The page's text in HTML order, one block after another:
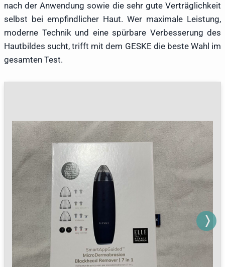
nach der Anwendung sowie die sehr gute Verträglichkeit
selbst bei empfindlicher Haut. Wer maximale Leistung,
moderne Technik und eine spürbare Verbesserung des
Hautbildes sucht, trifft mit dem GESKE die beste Wahl im
gesamten Test.
Next